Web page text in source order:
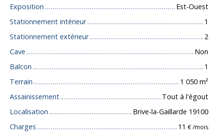
Exposition
Est-Ouest
Stationnement intérieur
1
Stationnement extérieur
2
Cave
Non
Balcon
1
Terrain
1 050 m²
Assainissement
Tout à l'égout
Localisation
Brive-la-Gaillarde 19100
Charges
11 € /mois